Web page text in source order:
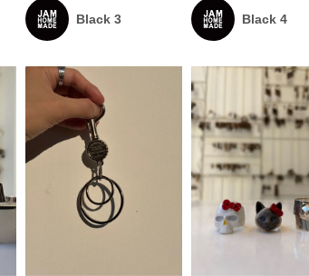
Black 3 Black 4